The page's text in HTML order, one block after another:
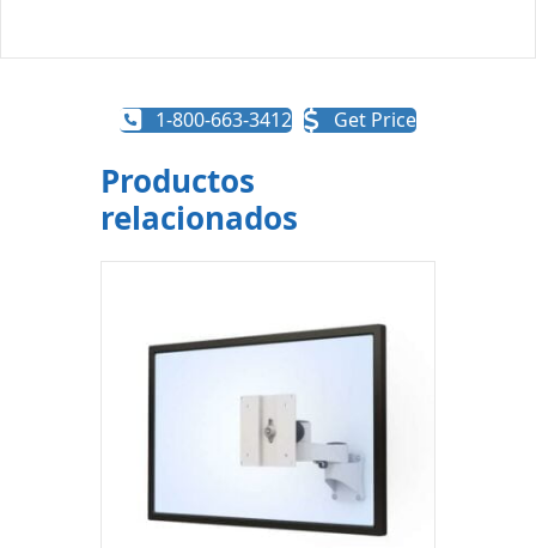
1-800-663-3412 Get Price
Productos
relacionados